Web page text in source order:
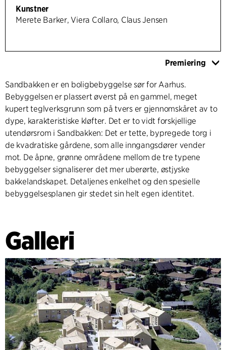
Kunstner
Merete Barker, Viera Collaro, Claus Jensen
Premiering
Sandbakken er en boligbebyggelse sør for Aarhus.
Bebyggelsen er plassert øverst på en gammel, meget
kupert teglverksgrunn som på tvers er gjennomskåret av to
dype, karakteristiske kløfter. Det er to vidt forskjellige
utendørsrom i Sandbakken: Det er tette, bypregede torg i
de kvadratiske gårdene, som alle inngangsdører vender
mot. De åpne, grønne områdene mellom de tre typene
bebyggelser signaliserer det mer uberørte, østjyske
bakkelandskapet. Detaljenes enkelhet og den spesielle
bebyggelsesplanen gir stedet sin helt egen identitet.
Galleri